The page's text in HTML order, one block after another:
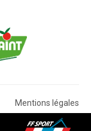
Mentions légales